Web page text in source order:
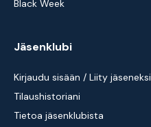
Black Week
Jäsenklubi
Kirjaudu sisään / Liity jäseneksi
Tilaushistoriani
Tietoa jäsenklubista